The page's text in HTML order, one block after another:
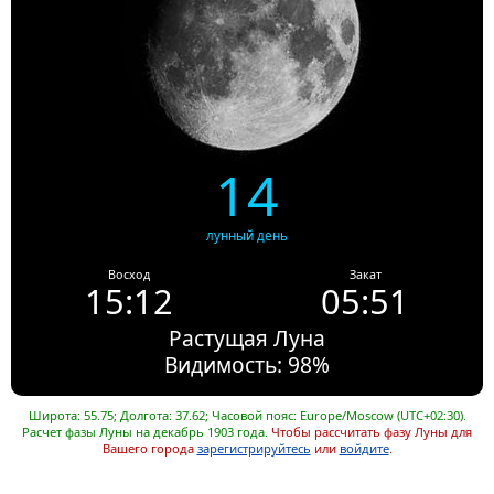
14
лунный день
Восход
15:12
Закат
05:51
Растущая Луна
Видимость: 98%
Широта: 55.75; Долгота: 37.62; Часовой пояс: Europe/Moscow (UTC+02:30).
Расчет фазы Луны на декабрь 1903 года. Чтобы рассчитать фазу Луны для
Вашего города зарегистрируйтесь или войдите.